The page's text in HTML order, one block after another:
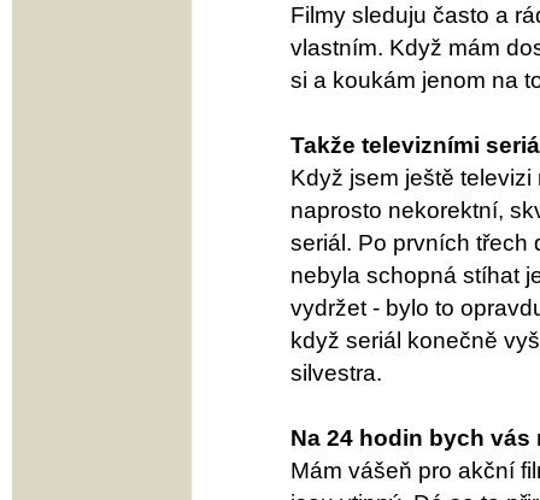
Filmy sleduju často a
vlastním. Když mám
si a koukám jenom na
Takže televizními
Když jsem ještě
naprosto nekorektní,
seriál. Po prvních třech
nebyla schopná stíhat
vydržet - bylo to
když seriál konečně
silvestra.
Na 24 hodin bych
Mám vášeň pro akční